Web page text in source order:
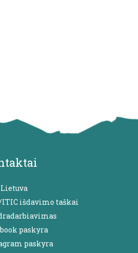
ITIC išdavimo taškai
paskyra
paskyra